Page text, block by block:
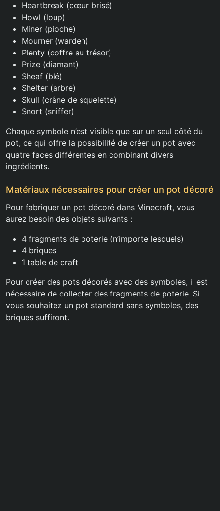
Heartbreak (cœur brisé)
Howl (loup)
Miner (pioche)
Mourner (warden)
Plenty (coffre au trésor)
Prize (diamant)
Sheaf (blé)
Shelter (arbre)
Skull (crâne de squelette)
Snort (sniffer)
Chaque symbole n’est visible que sur un seul côté du
pot, ce qui offre la possibilité de créer un pot avec
quatre faces différentes en combinant divers
ingrédients.
Matériaux nécessaires pour créer un pot décoré
Pour fabriquer un pot décoré dans Minecraft, vous
aurez besoin des objets suivants :
4 fragments de poterie (n’importe lesquels)
4 briques
1 table de craft
Pour créer des pots décorés avec des symboles, il est
nécessaire de collecter des fragments de poterie. Si
vous souhaitez un pot standard sans symboles, des
briques suffiront.